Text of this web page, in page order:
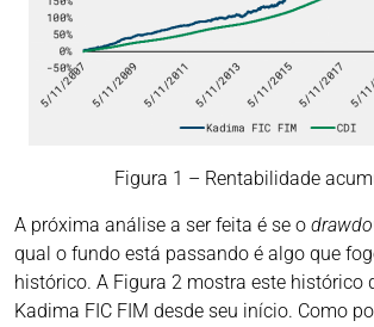
Figura 1 – Rentabilidade
A próxima análise a ser feita é se o
qual o fundo está passando é algo que
histórico. A Figura 2 mostra este histórico
Kadima FIC FIM desde seu início. Como